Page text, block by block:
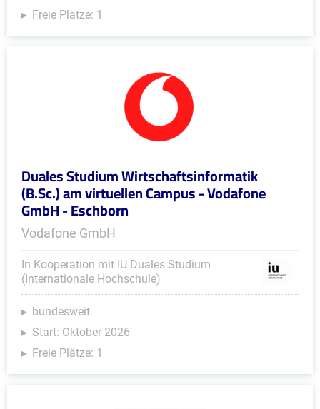
Freie Plätze: 1
Duales Studium Wirtschaftsinformatik
(B.Sc.) am virtuellen Campus - Vodafone
GmbH - Eschborn
Vodafone GmbH
In Kooperation mit IU Duales Studium
(Internationale Hochschule)
bundesweit
Start: Oktober 2026
Freie Plätze: 1